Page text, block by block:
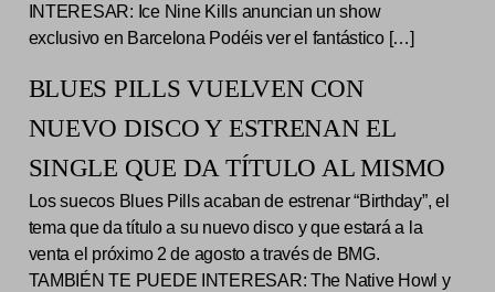
INTERESAR: Ice Nine Kills anuncian un show
exclusivo en Barcelona Podéis ver el fantástico […]
BLUES PILLS VUELVEN CON
NUEVO DISCO Y ESTRENAN EL
SINGLE QUE DA TÍTULO AL MISMO
Los suecos Blues Pills acaban de estrenar “Birthday”, el
tema que da título a su nuevo disco y que estará a la
venta el próximo 2 de agosto a través de BMG.
TAMBIÉN TE PUEDE INTERESAR: The Native Howl y